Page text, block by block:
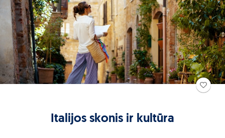
Paskutinė
minutė
Pažintinės
kelionės
Egzotinės
kelionės
Kruizai
Italijos skonis ir kultūra